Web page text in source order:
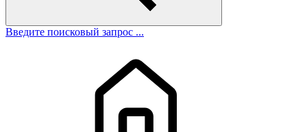
Введите поисковый запрос ...